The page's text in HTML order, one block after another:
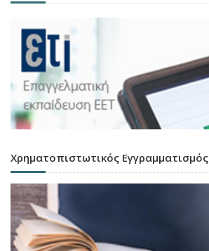
Χρηματοπιστωτικός Εγγραμματισμός